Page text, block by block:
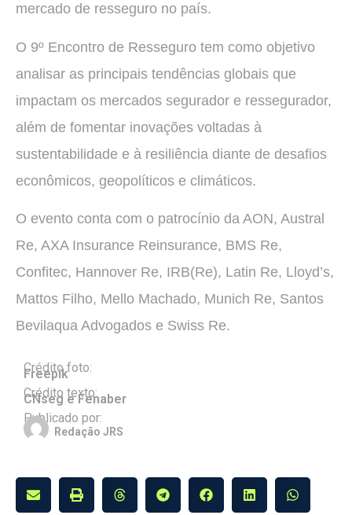
mercado de resseguro no país.
O 9º Encontro de Resseguro tem como objetivo
analisar as principais tendências globais que
impactam os mercados segurador e ressegurador,
além de fomentar inovações voltadas à
sustentabilidade e à resiliência diante de desafios
econômicos, geopolíticos e climáticos.
O evento conta com o patrocínio da AON, Austral
Re, AXA Insurance Reinsurance, BMS Re,
Confitec, Hannover Re, IRB(Re), Latin Re, Lloyd’s,
Mattos Filho, Mello Machado, Munich Re, Santos
Bevilaqua Advogados e Swiss Re.
Crédito foto:
Freepik
Crédito texto:
CNseg e Fenaber
Publicado por:
Redação JRS